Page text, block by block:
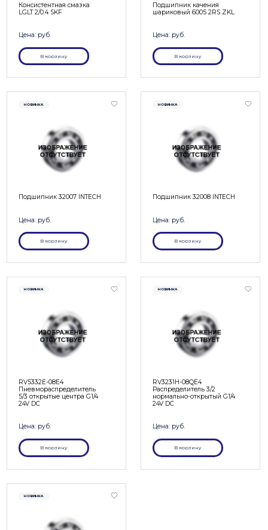
Консистентная смазка
LGLT 2/0.4 SKF
Цена: руб.
В корзину
Подшипник качения
шариковый 6005 2RS ZKL
Цена: руб.
В корзину
НОВИНКА
Подшипник 32007 INTECH
Цена: руб.
В корзину
НОВИНКА
Подшипник 32008 INTECH
Цена: руб.
В корзину
НОВИНКА
RV5332E-08E4
Пневмораспределитель
5/3 открытые центра G1/4
24V DC
Цена: руб.
В корзину
НОВИНКА
RV3231H-08QE4
Распределитель 3/2
нормально-открытый G1/4
24V DC
Цена: руб.
В корзину
НОВИНКА